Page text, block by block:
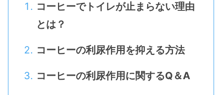
コーヒーでトイレが止まらない理由
とは？
コーヒーの利尿作用を抑える方法
コーヒーの利尿作用に関するQ＆A